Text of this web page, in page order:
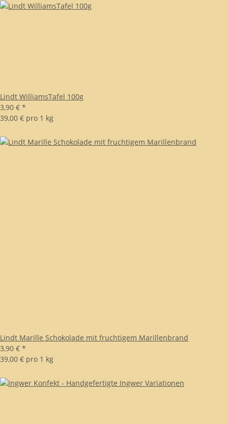
Lindt WilliamsTafel 100g
3,90 € *
39,00 € pro 1 kg
Lindt Marille Schokolade mit fruchtigem Marillenbrand
3,90 € *
39,00 € pro 1 kg